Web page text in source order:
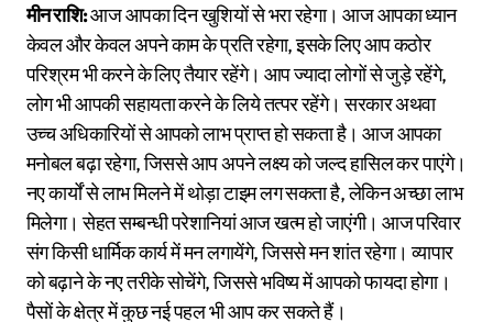
मीन राशि:आज आपका दिन खुशियों से भरा रहेगा। आज आपका ध्यान
केवल और केवल अपने काम के प्रति रहेगा, इसके लिए आप कठोर
परिश्रम भी करने के लिए तैयार रहेंगे। आप ज्यादा लोगों से जुड़े रहेंगे,
लोग भी आपकी सहायता करने के लिये तत्पर रहेंगे। सरकार अथवा
उच्च अधिकारियों से आपको लाभ प्राप्त हो सकता है। आज आपका
मनोबल बढ़ा रहेगा, जिससे आप अपने लक्ष्य को जल्द हासिल कर पाएंगे।
नए कार्यों से लाभ मिलने में थोड़ा टाइम लग सकता है, लेकिन अच्छा लाभ
मिलेगा। सेहत सम्बन्धी परेशानियां आज खत्म हो जाएंगी। आज परिवार
संग किसी धार्मिक कार्य में मन लगायेंगे, जिससे मन शांत रहेगा। व्यापार
को बढ़ाने के नए तरीके सोचेंगे, जिससे भविष्य में आपको फायदा होगा।
पैसों के क्षेत्र में कुछ नई पहल भी आप कर सकते हैं।